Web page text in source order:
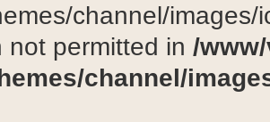
channel/
not permitted in /
channel/